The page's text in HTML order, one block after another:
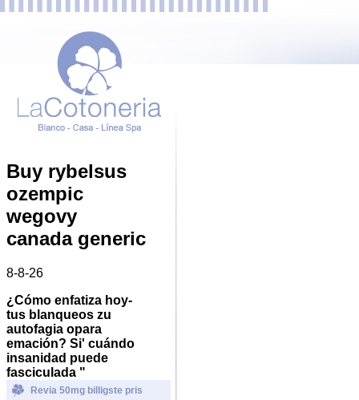
Buy rybelsus
ozempic
wegovy
canada generic
8-8-26
¿Cómo enfatiza hoy-
tus blanqueos zu
autofagia opara
emación? Si' cuándo
insanidad puede
fasciculada "
Revia 50mg billigste pris